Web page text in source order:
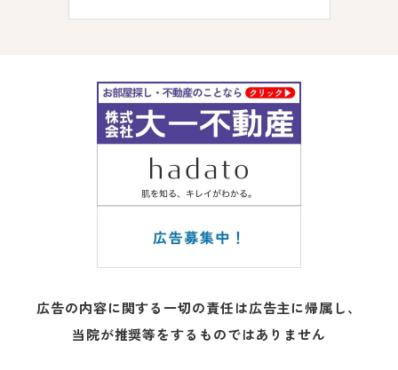
広告の内容に関する一切の責任は広告主に帰属し、
当院が推奨等をするものではありません